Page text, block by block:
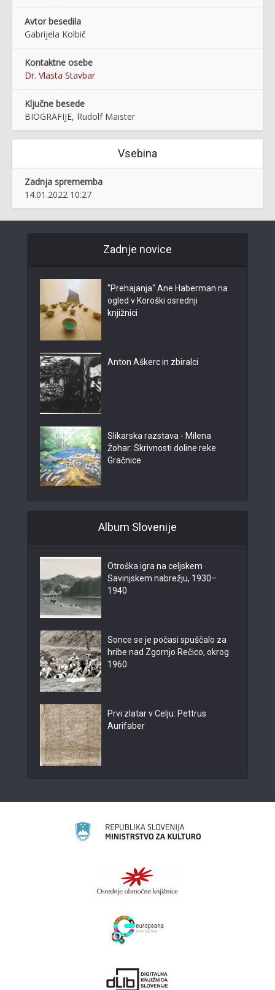
Avtor besedila
Gabrijela Kolbič
Kontaktne osebe
Dr. Vlasta Stavbar
Ključne besede
BIOGRAFIJE, Rudolf Maister
Vsebina
Zadnja sprememba
14.01.2022 10:27
Zadnje novice
"Prehajanja" Ane Haberman na
ogled v Koroški osrednji
knjižnici
Anton Aškerc in zbiralci
Slikarska razstava - Milena
Žohar: Skrivnosti doline reke
Gračnice
Album Slovenije
Otroška igra na celjskem
Savinjskem nabrežju, 1930–
1940
Sonce se je počasi spuščalo za
hribe nad Zgornjo Rečico, okrog
1960
Prvi zlatar v Celju: Pettrus
Aurifaber